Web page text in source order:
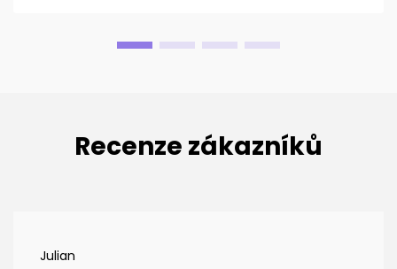
Recenze zákazníků
Julian